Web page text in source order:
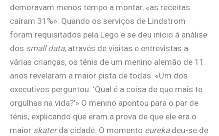
demoravam menos tempo a montar, «as receitas
caíram 31%». Quando os serviços de Lindstrom
foram requisitados pela Lego e se deu início à análise
dos small data, através de visitas e entrevistas a
várias crianças, os ténis de um menino alemão de 11
anos revelaram a maior pista de todas. «Um dos
executivos perguntou: ‘Qual é a coisa de que mais te
orgulhas na vida?’» O menino apontou para o par de
ténis, explicando que eram a prova de que ele era o
maior skaterda cidade. O momento eurekadeu-se de